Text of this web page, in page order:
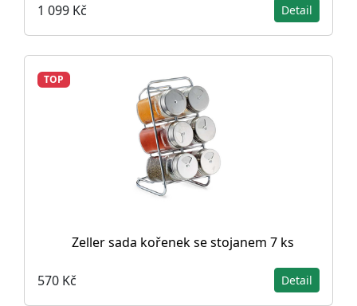
1 099 Kč Detail
TOP
Zeller sada kořenek se stojanem 7 ks
570 Kč Detail